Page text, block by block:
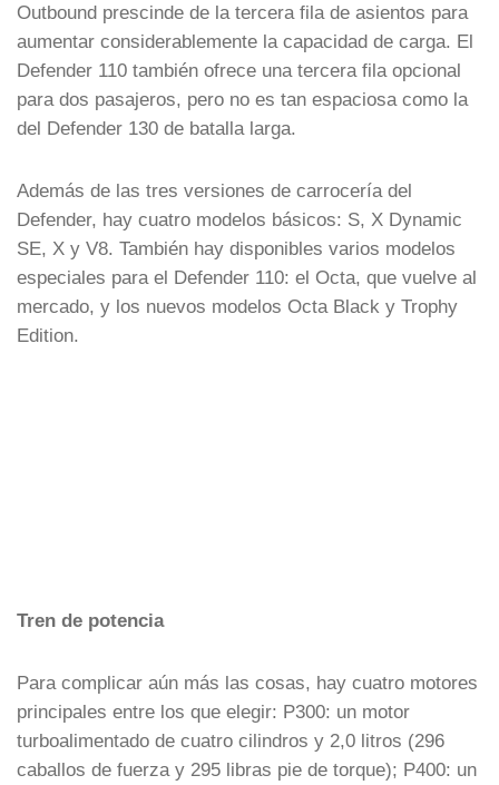
Outbound prescinde de la tercera fila de asientos para
aumentar considerablemente la capacidad de carga. El
Defender 110 también ofrece una tercera fila opcional
para dos pasajeros, pero no es tan espaciosa como la
del Defender 130 de batalla larga.
Además de las tres versiones de carrocería del
Defender, hay cuatro modelos básicos: S, X Dynamic
SE, X y V8. También hay disponibles varios modelos
especiales para el Defender 110: el Octa, que vuelve al
mercado, y los nuevos modelos Octa Black y Trophy
Edition.
Tren de potencia
Para complicar aún más las cosas, hay cuatro motores
principales entre los que elegir: P300: un motor
turboalimentado de cuatro cilindros y 2,0 litros (296
caballos de fuerza y 295 libras pie de torque); P400: un